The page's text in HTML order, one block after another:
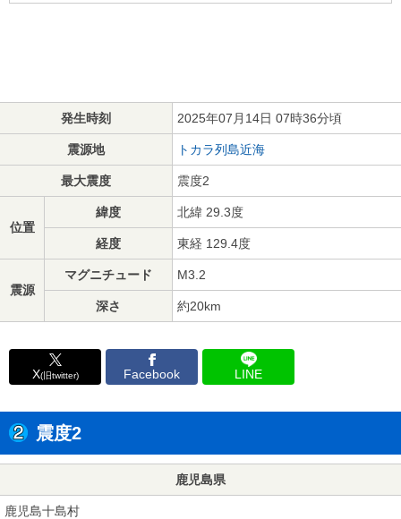
発生時刻 2025年07月14日 07時36分頃
震源地 トカラ列島近海
最大震度 震度2
位置
緯度 北緯 29.3度
経度 東経 129.4度
震源
マグニチュード M3.2
深さ 約20km
X(旧twitter) Facebook LINE
震度2
鹿児島県
鹿児島十島村